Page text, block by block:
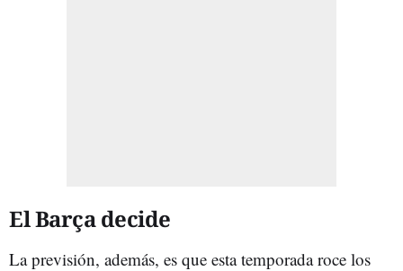
El Barça decide
La previsión, además, es que esta temporada roce los